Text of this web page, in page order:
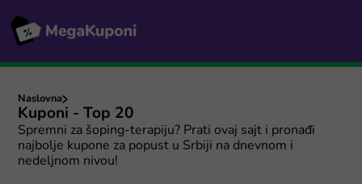
Naslovna
Kuponi - Top 20
Spremni za šoping-terapiju? Prati ovaj sajt i pronađi
najbolje kupone za popust u Srbiji na dnevnom i
nedeljnom nivou!